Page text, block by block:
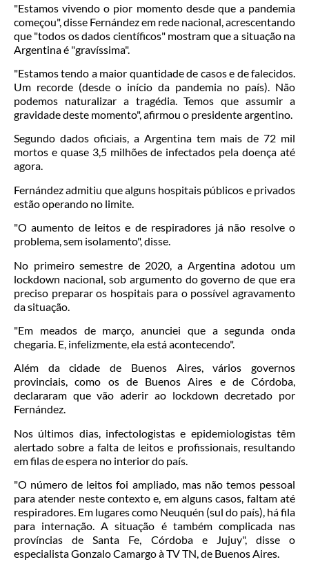
"Estamos vivendo o pior momento desde que a pandemia
começou", disse Fernández em rede nacional, acrescentando
que "todos os dados científicos" mostram que a situação na
Argentina é "gravíssima".
"Estamos tendo a maior quantidade de casos e de falecidos.
Um recorde (desde o início da pandemia no país). Não
podemos naturalizar a tragédia. Temos que assumir a
gravidade deste momento", afirmou o presidente argentino.
Segundo dados oficiais, a Argentina tem mais de 72 mil
mortos e quase 3,5 milhões de infectados pela doença até
agora.
Fernández admitiu que alguns hospitais públicos e privados
estão operando no limite.
"O aumento de leitos e de respiradores já não resolve o
problema, sem isolamento", disse.
No primeiro semestre de 2020, a Argentina adotou um
lockdown nacional, sob argumento do governo de que era
preciso preparar os hospitais para o possível agravamento
da situação.
"Em meados de março, anunciei que a segunda onda
chegaria. E, infelizmente, ela está acontecendo".
Além da cidade de Buenos Aires, vários governos
provinciais, como os de Buenos Aires e de Córdoba,
declararam que vão aderir ao lockdown decretado por
Fernández.
Nos últimos dias, infectologistas e epidemiologistas têm
alertado sobre a falta de leitos e profissionais, resultando
em filas de espera no interior do país.
"O número de leitos foi ampliado, mas não temos pessoal
para atender neste contexto e, em alguns casos, faltam até
respiradores. Em lugares como Neuquén (sul do país), há fila
para internação. A situação é também complicada nas
províncias de Santa Fe, Córdoba e Jujuy", disse o
especialista Gonzalo Camargo à TV TN, de Buenos Aires.